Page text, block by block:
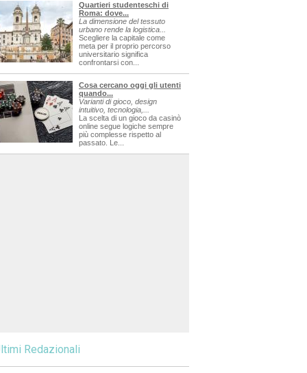
Quartieri studenteschi di
Roma: dove...
La dimensione del tessuto
urbano rende la logistica...
Scegliere la capitale come
meta per il proprio percorso
universitario significa
confrontarsi con...
Cosa cercano oggi gli utenti
quando...
Varianti di gioco, design
intuitivo, tecnologia,...
La scelta di un gioco da casinò
online segue logiche sempre
più complesse rispetto al
passato. Le...
Redazionali